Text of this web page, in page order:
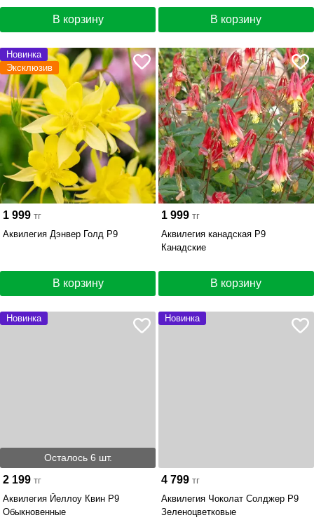
В корзину В корзину
Новинка
Эксклюзив
1 999тг
Аквилегия Дэнвер Голд Р9
В корзину
1 999тг
Аквилегия канадская Р9
Канадские
В корзину
Новинка
Осталось 6 шт.
2 199тг
Аквилегия Йеллоу Квин Р9
Обыкновенные
Новинка
4 799тг
Аквилегия Чоколат Солджер Р9
Зеленоцветковые